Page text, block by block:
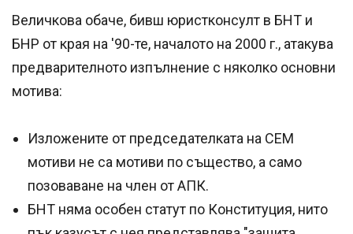
Величкова обаче, бивш юристконсулт в БНТ и
БНР от края на '90-те, началото на 2000 г., атакува
предварителното изпълнение с няколко основни
мотива:
Изложените от председателката на СЕМ
мотиви не са мотиви по същество, а само
позоваване на член от АПК.
БНТ няма особен статут по Конституция, нито